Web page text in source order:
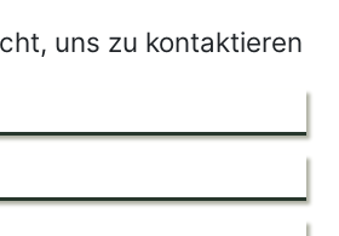
uns zu kontaktieren